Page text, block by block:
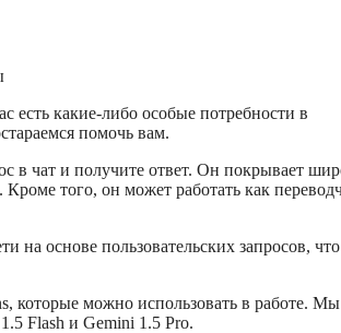
есть какие-либо особые потребности в
помочь вам.
в чат и получите ответ. Он покрывает
того, он может работать как
на основе пользовательских запросов, что
которые можно использовать в работе. Мы
Flash и Gemini 1.5 Pro.